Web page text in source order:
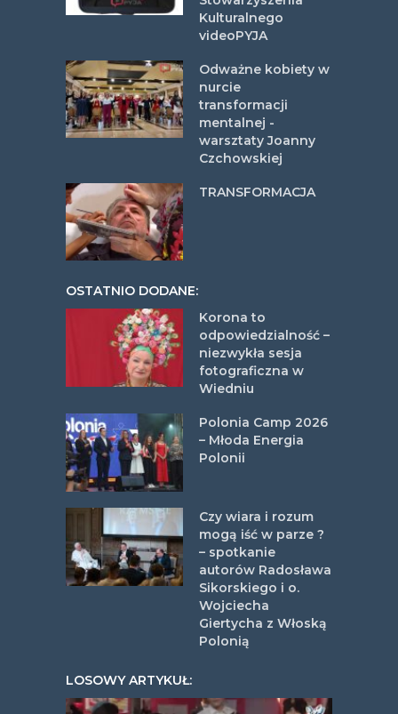
Kulturalnego
videoPYJA
Odważne kobiety w
nurcie
transformacji
mentalnej -
warsztaty Joanny
Czchowskiej
TRANSFORMACJA
OSTATNIO DODANE:
Korona to
odpowiedzialność –
niezwykła sesja
fotograficzna w
Wiedniu
Polonia Camp 2026
– Młoda Energia
Polonii
Czy wiara i rozum
mogą iść w parze ?
– spotkanie
autorów Radosława
Sikorskiego i o.
Wojciecha
Giertycha z Włoską
Polonią
LOSOWY ARTYKUŁ: